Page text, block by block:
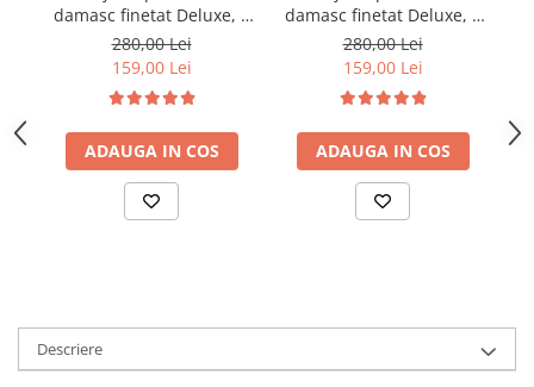
damasc finetat Deluxe, 6
piese, cearceaf pat cu
elastic, Alb
280,00 Lei
159,00 Lei
ADAUGA IN COS
damasc finetat Deluxe, 6
piese, cearceaf pat cu
elastic, Maro
280,00 Lei
159,00 Lei
ADAUGA IN COS
Descriere